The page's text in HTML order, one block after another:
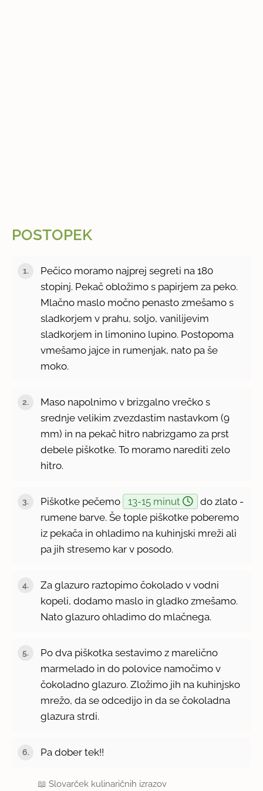
POSTOPEK
Pečico moramo najprej segreti na 180
stopinj. Pekač obložimo s papirjem za peko.
Mlačno maslo močno penasto zmešamo s
sladkorjem v prahu, soljo, vanilijevim
sladkorjem in limonino lupino. Postopoma
vmešamo jajce in rumenjak, nato pa še
moko.
Maso napolnimo v brizgalno vrečko s
srednje velikim zvezdastim nastavkom (9
mm) in na pekač hitro nabrizgamo za prst
debele piškotke. To moramo narediti zelo
hitro.
Piškotke pečemo 13-15 minut
do zlato -
rumene barve. Še tople piškotke poberemo
iz pekača in ohladimo na kuhinjski mreži ali
pa jih stresemo kar v posodo.
Za glazuro raztopimo čokolado v vodni
kopeli, dodamo maslo in gladko zmešamo.
Nato glazuro ohladimo do mlačnega.
Po dva piškotka sestavimo z marelično
marmelado in do polovice namočimo v
čokoladno glazuro. Zložimo jih na kuhinjsko
mrežo, da se odcedijo in da se čokoladna
glazura strdi.
Pa dober tek!!
📖Slovarček kulinaričnih izrazov